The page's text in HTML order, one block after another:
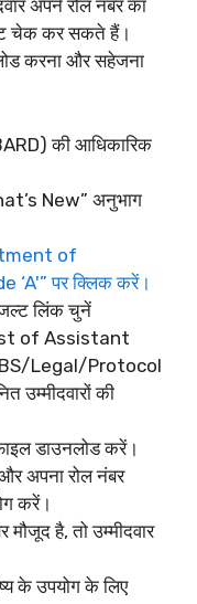
अपने रोल नंबर का
चेक कर सकते हैं।
करना और सहेजना
की आधिकारिक
New” अनुभाग
of
पर क्लिक करें।
लिंक चुनें
of Assistant
Legal/Protocol
की
डाउनलोड करें।
अपना रोल नंबर
करें।
मौजूद है, तो उम्मीदवार
के उपयोग के लिए